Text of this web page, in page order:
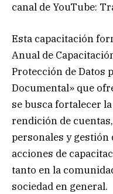
canal de YouTube:
Esta capacitación
Anual de
Protección de Datos
Documental» que
se busca fortalecer
rendición de
personales y gestión
acciones de
tanto en la
sociedad en general.